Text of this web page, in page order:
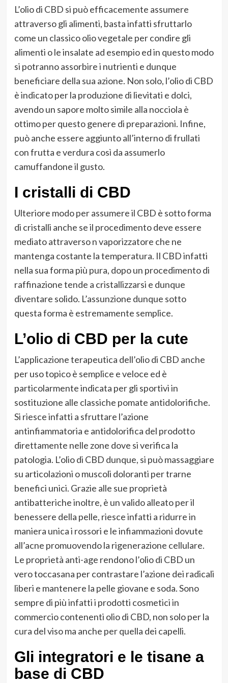
L’olio di CBD si può efficacemente assumere
attraverso gli alimenti, basta infatti sfruttarlo
come un classico olio vegetale per condire gli
alimenti o le insalate ad esempio ed in questo modo
si potranno assorbire i nutrienti e dunque
beneficiare della sua azione. Non solo, l’olio di CBD
è indicato per la produzione di lievitati e dolci,
avendo un sapore molto simile alla nocciola è
ottimo per questo genere di preparazioni. Infine,
può anche essere aggiunto all’interno di frullati
con frutta e verdura così da assumerlo
camuffandone il gusto.
I cristalli di CBD
Ulteriore modo per assumere il CBD è sotto forma
di cristalli anche se il procedimento deve essere
mediato attraverso n vaporizzatore che ne
mantenga costante la temperatura. Il CBD infatti
nella sua forma più pura, dopo un procedimento di
raffinazione tende a cristallizzarsi e dunque
diventare solido. L’assunzione dunque sotto
questa forma è estremamente semplice.
L’olio di CBD per la cute
L’applicazione terapeutica dell’olio di CBD anche
per uso topico è semplice e veloce ed è
particolarmente indicata per gli sportivi in
sostituzione alle classiche pomate antidolorifiche.
Si riesce infatti a sfruttare l’azione
antinfiammatoria e antidolorifica del prodotto
direttamente nelle zone dove si verifica la
patologia. L’olio di CBD dunque, si può massaggiare
su articolazioni o muscoli doloranti per trarne
benefici unici. Grazie alle sue proprietà
antibatteriche inoltre, è un valido alleato per il
benessere della pelle, riesce infatti a ridurre in
maniera unica i rossori e le infiammazioni dovute
all’acne promuovendo la rigenerazione cellulare.
Le proprietà anti-age rendono l’olio di CBD un
vero toccasana per contrastare l’azione dei radicali
liberi e mantenere la pelle giovane e soda. Sono
sempre di più infatti i prodotti cosmetici in
commercio contenenti olio di CBD, non solo per la
cura del viso ma anche per quella dei capelli.
Gli integratori e le tisane a
base di CBD